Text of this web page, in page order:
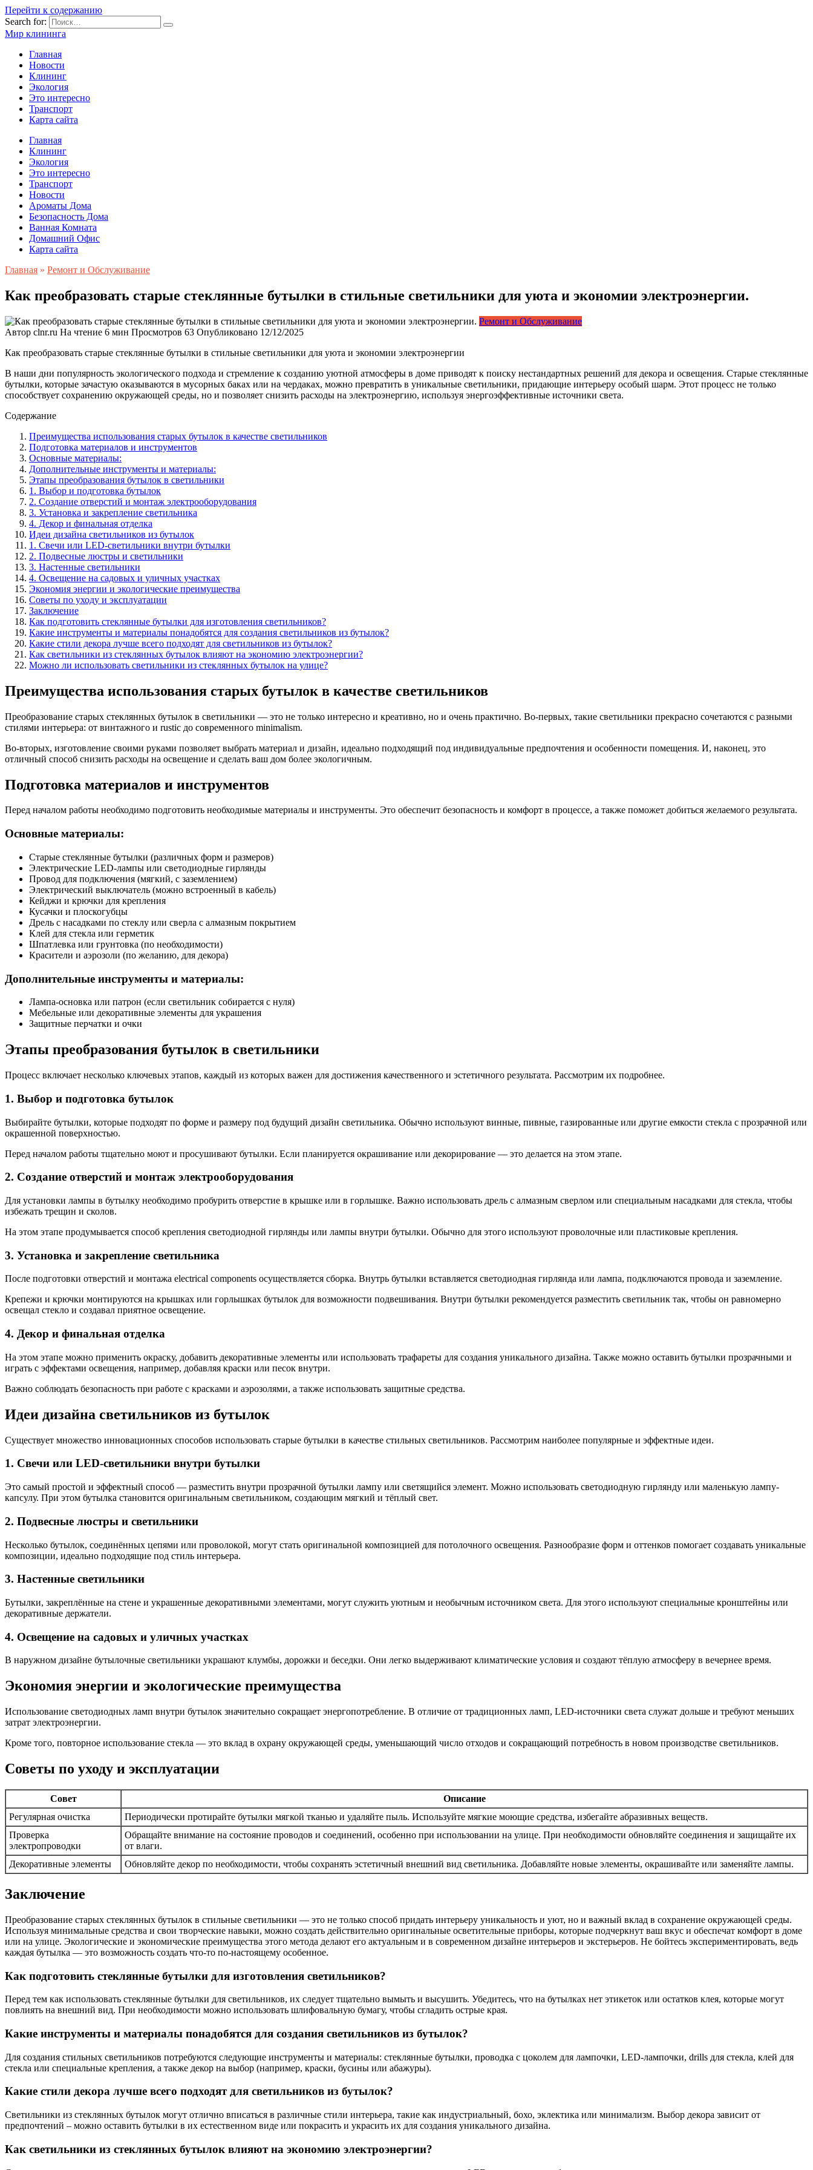
Перейти к содержанию
Search for:
Мир клининга
Главная
Новости
Клининг
Экология
Это интересно
Транспорт
Карта сайта
Главная
Клининг
Экология
Это интересно
Транспорт
Новости
Ароматы Дома
Безопасность Дома
Ванная Комната
Домашний Офис
Карта сайта
Главная » Ремонт и Обслуживание
Как преобразовать старые стеклянные бутылки в стильные светильники для уюта и экономии электроэнергии.
Ремонт и Обслуживание
Автор clnr.ru На чтение 6 мин Просмотров 63 Опубликовано 12/12/2025
Как преобразовать старые стеклянные бутылки в стильные светильники для уюта и экономии электроэнергии
В наши дни популярность экологического подхода и стремление к созданию уютной атмосферы в доме приводят к поиску нестандартных решений для декора и освещения. Старые стеклянные
бутылки, которые зачастую оказываются в мусорных баках или на чердаках, можно превратить в уникальные светильники, придающие интерьеру особый шарм. Этот процесс не только
способствует сохранению окружающей среды, но и позволяет снизить расходы на электроэнергию, используя энергоэффективные источники света.
Содержание
Преимущества использования старых бутылок в качестве светильников
Подготовка материалов и инструментов
Основные материалы:
Дополнительные инструменты и материалы:
Этапы преобразования бутылок в светильники
1. Выбор и подготовка бутылок
2. Создание отверстий и монтаж электрооборудования
3. Установка и закрепление светильника
4. Декор и финальная отделка
Идеи дизайна светильников из бутылок
1. Свечи или LED-светильники внутри бутылки
2. Подвесные люстры и светильники
3. Настенные светильники
4. Освещение на садовых и уличных участках
Экономия энергии и экологические преимущества
Советы по уходу и эксплуатации
Заключение
Как подготовить стеклянные бутылки для изготовления светильников?
Какие инструменты и материалы понадобятся для создания светильников из бутылок?
Какие стили декора лучше всего подходят для светильников из бутылок?
Как светильники из стеклянных бутылок влияют на экономию электроэнергии?
Можно ли использовать светильники из стеклянных бутылок на улице?
Преимущества использования старых бутылок в качестве светильников
Преобразование старых стеклянных бутылок в светильники — это не только интересно и креативно, но и очень практично. Во-первых, такие светильники прекрасно сочетаются с разными
стилями интерьера: от винтажного и rustic до современного minimalism.
Во-вторых, изготовление своими руками позволяет выбрать материал и дизайн, идеально подходящий под индивидуальные предпочтения и особенности помещения. И, наконец, это
отличный способ снизить расходы на освещение и сделать ваш дом более экологичным.
Подготовка материалов и инструментов
Перед началом работы необходимо подготовить необходимые материалы и инструменты. Это обеспечит безопасность и комфорт в процессе, а также поможет добиться желаемого результата.
Основные материалы:
Старые стеклянные бутылки (различных форм и размеров)
Электрические LED-лампы или светодиодные гирлянды
Провод для подключения (мягкий, с заземлением)
Электрический выключатель (можно встроенный в кабель)
Кейджи и крючки для крепления
Кусачки и плоскогубцы
Дрель с насадками по стеклу или сверла с алмазным покрытием
Клей для стекла или герметик
Шпатлевка или грунтовка (по необходимости)
Красители и аэрозоли (по желанию, для декора)
Дополнительные инструменты и материалы:
Лампа-основка или патрон (если светильник собирается с нуля)
Мебельные или декоративные элементы для украшения
Защитные перчатки и очки
Этапы преобразования бутылок в светильники
Процесс включает несколько ключевых этапов, каждый из которых важен для достижения качественного и эстетичного результата. Рассмотрим их подробнее.
1. Выбор и подготовка бутылок
Выбирайте бутылки, которые подходят по форме и размеру под будущий дизайн светильника. Обычно используют винные, пивные, газированные или другие емкости стекла с прозрачной или
окрашенной поверхностью.
Перед началом работы тщательно моют и просушивают бутылки. Если планируется окрашивание или декорирование — это делается на этом этапе.
2. Создание отверстий и монтаж электрооборудования
Для установки лампы в бутылку необходимо пробурить отверстие в крышке или в горлышке. Важно использовать дрель с алмазным сверлом или специальным насадками для стекла, чтобы
избежать трещин и сколов.
На этом этапе продумывается способ крепления светодиодной гирлянды или лампы внутри бутылки. Обычно для этого используют проволочные или пластиковые крепления.
3. Установка и закрепление светильника
После подготовки отверстий и монтажа electrical components осуществляется сборка. Внутрь бутылки вставляется светодиодная гирлянда или лампа, подключаются провода и заземление.
Крепежи и крючки монтируются на крышках или горлышках бутылок для возможности подвешивания. Внутри бутылки рекомендуется разместить светильник так, чтобы он равномерно
освещал стекло и создавал приятное освещение.
4. Декор и финальная отделка
На этом этапе можно применить окраску, добавить декоративные элементы или использовать трафареты для создания уникального дизайна. Также можно оставить бутылки прозрачными и
играть с эффектами освещения, например, добавляя краски или песок внутри.
Важно соблюдать безопасность при работе с красками и аэрозолями, а также использовать защитные средства.
Идеи дизайна светильников из бутылок
Существует множество инновационных способов использовать старые бутылки в качестве стильных светильников. Рассмотрим наиболее популярные и эффектные идеи.
1. Свечи или LED-светильники внутри бутылки
Это самый простой и эффектный способ — разместить внутри прозрачной бутылки лампу или светящийся элемент. Можно использовать светодиодную гирлянду или маленькую лампу-
капсулу. При этом бутылка становится оригинальным светильником, создающим мягкий и тёплый свет.
2. Подвесные люстры и светильники
Несколько бутылок, соединённых цепями или проволокой, могут стать оригинальной композицией для потолочного освещения. Разнообразие форм и оттенков помогает создавать уникальные
композиции, идеально подходящие под стиль интерьера.
3. Настенные светильники
Бутылки, закреплённые на стене и украшенные декоративными элементами, могут служить уютным и необычным источником света. Для этого используют специальные кронштейны или
декоративные держатели.
4. Освещение на садовых и уличных участках
В наружном дизайне бутылочные светильники украшают клумбы, дорожки и беседки. Они легко выдерживают климатические условия и создают тёплую атмосферу в вечернее время.
Экономия энергии и экологические преимущества
Использование светодиодных ламп внутри бутылок значительно сокращает энергопотребление. В отличие от традиционных ламп, LED-источники света служат дольше и требуют меньших
затрат электроэнергии.
Кроме того, повторное использование стекла — это вклад в охрану окружающей среды, уменьшающий число отходов и сокращающий потребность в новом производстве светильников.
Советы по уходу и эксплуатации
Совет
Описание
Регулярная очистка
Периодически протирайте бутылки мягкой тканью и удаляйте пыль. Используйте мягкие моющие средства, избегайте абразивных веществ.
Проверка
электропроводки
Обращайте внимание на состояние проводов и соединений, особенно при использовании на улице. При необходимости обновляйте соединения и защищайте их
от влаги.
Декоративные элементы
Обновляйте декор по необходимости, чтобы сохранять эстетичный внешний вид светильника. Добавляйте новые элементы, окрашивайте или заменяйте лампы.
Заключение
Преобразование старых стеклянных бутылок в стильные светильники — это не только способ придать интерьеру уникальность и уют, но и важный вклад в сохранение окружающей среды.
Используя минимальные средства и свои творческие навыки, можно создать действительно оригинальные осветительные приборы, которые подчеркнут ваш вкус и обеспечат комфорт в доме
или на улице. Экологические и экономические преимущества этого метода делают его актуальным и в современном дизайне интерьеров и экстерьеров. Не бойтесь экспериментировать, ведь
каждая бутылка — это возможность создать что-то по-настоящему особенное.
Как подготовить стеклянные бутылки для изготовления светильников?
Перед тем как использовать стеклянные бутылки для светильников, их следует тщательно вымыть и высушить. Убедитесь, что на бутылках нет этикеток или остатков клея, которые могут
повлиять на внешний вид. При необходимости можно использовать шлифовальную бумагу, чтобы сгладить острые края.
Какие инструменты и материалы понадобятся для создания светильников из бутылок?
Для создания стильных светильников потребуются следующие инструменты и материалы: стеклянные бутылки, проводка с цоколем для лампочки, LED-лампочки, drills для стекла, клей для
стекла или специальные крепления, а также декор на выбор (например, краски, бусины или абажуры).
Какие стили декора лучше всего подходят для светильников из бутылок?
Светильники из стеклянных бутылок могут отлично вписаться в различные стили интерьера, такие как индустриальный, бохо, эклектика или минимализм. Выбор декора зависит от
предпочтений – можно оставить бутылки в их естественном виде или покрасить и украсить их для создания уникального дизайна.
Как светильники из стеклянных бутылок влияют на экономию электроэнергии?